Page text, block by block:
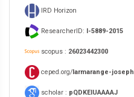
IRD Horizon
ResearcherID: I-5889-2015
scopus : 26023442300
ceped.org/larmarange-joseph
scholar : pQDKEIUAAAAJ